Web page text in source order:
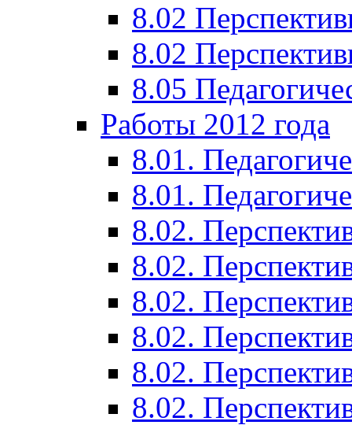
8.02
8.02
8.05
Работы 2012 года
8.01.
8.01.
8.02.
8.02.
8.02.
8.02.
8.02.
8.02.